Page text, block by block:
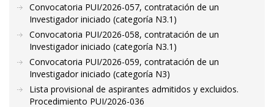
Convocatoria PUI/2026-057, contratación de un
Investigador iniciado (categoría N3.1)
Convocatoria PUI/2026-058, contratación de un
Investigador iniciado (categoría N3.1)
Convocatoria PUI/2026-059, contratación de un
Investigador iniciado (categoría N3)
Lista provisional de aspirantes admitidos y excluidos.
Procedimiento PUI/2026-036